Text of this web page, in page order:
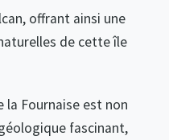
offrant ainsi une
de cette île
Fournaise est non
fascinant,